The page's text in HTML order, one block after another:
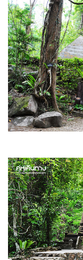
ตรวจ
หวย
ผล
บอล
สด
การ
เงิน
การ
ศึกษา
รูปภาพ
ดู
หนัง
Music
Station
ละคร